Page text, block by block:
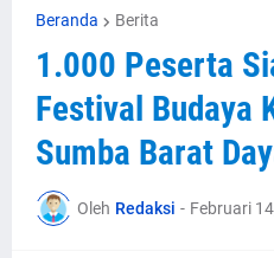
Beranda Berita
1.000 Peserta
Festival Budaya
Sumba Barat
Oleh Redaksi - Februari